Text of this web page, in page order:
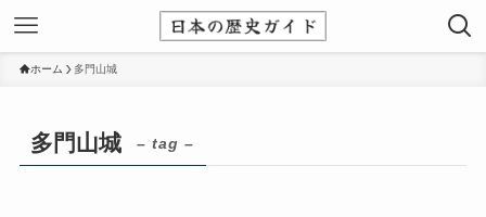
ホーム 多門山城
多門山城 – tag –